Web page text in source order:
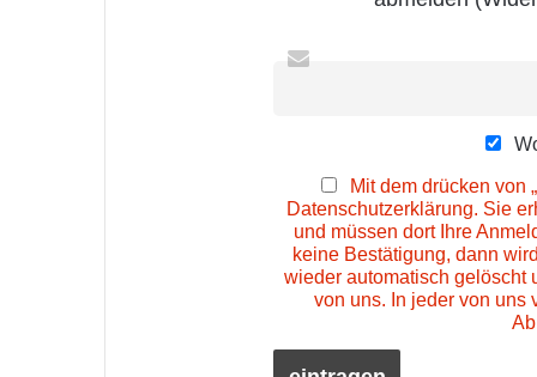
Mit dem drücken von
Datenschutzerklärung. Sie
und müssen dort Ihre
keine Bestätigung, dann
wieder automatisch gelöscht
von uns. In jeder von uns